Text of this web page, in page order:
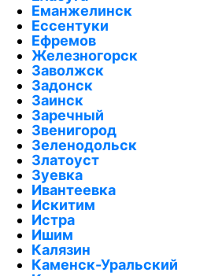
Еманжелинск
Ессентуки
Ефремов
Железногорск
Заволжск
Задонск
Заинск
Заречный
Звенигород
Зеленодольск
Златоуст
Зуевка
Ивантеевка
Искитим
Истра
Ишим
Калязин
Каменск-Уральский